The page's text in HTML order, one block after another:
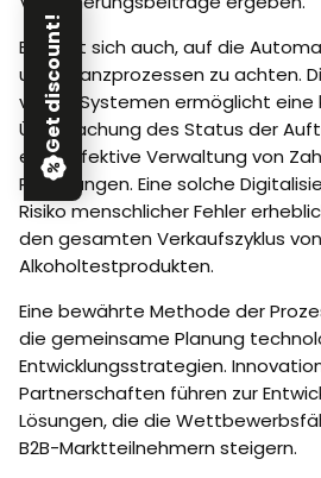
Es lohnt sich auch, auf die
und Finanzprozessen zu achten.
von IT-Systemen ermöglicht eine
Überwachung des Status der
eine effektive Verwaltung von
Rechnungen. Eine solche
Risiko menschlicher Fehler
den gesamten Verkaufszyklus von
Alkoholtestprodukten.
Eine bewährte Methode der
die gemeinsame Planung
Entwicklungsstrategien.
Partnerschaften führen zur
Lösungen, die die
B2B-Marktteilnehmern steigern.
Get discount!